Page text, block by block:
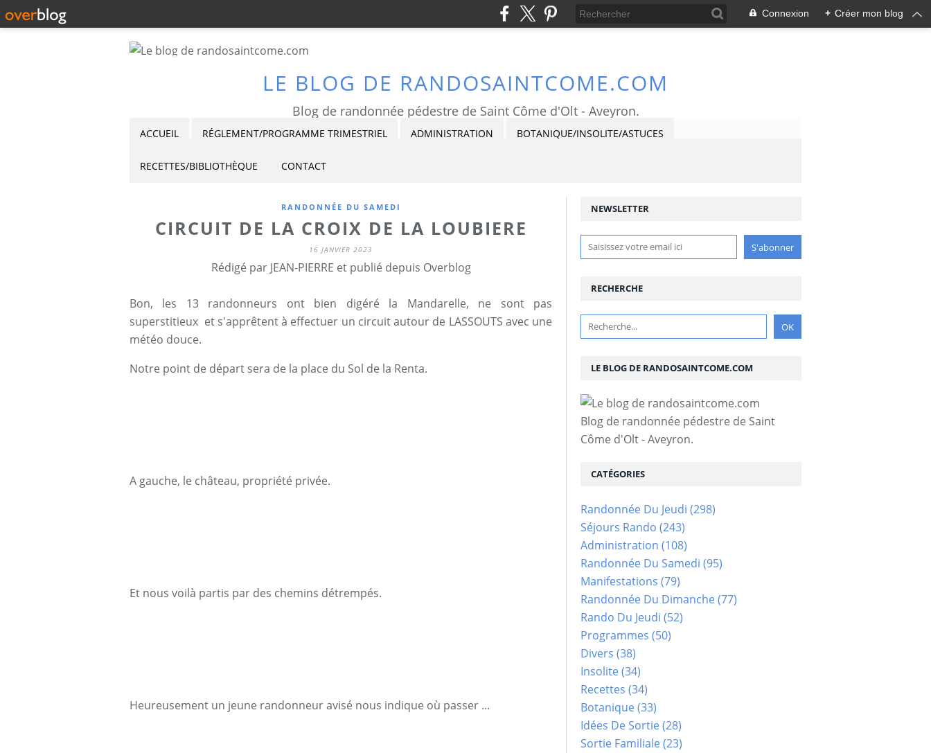
Connexion + Créer mon blog
LE BLOG DE RANDOSAINTCOME.COM
Blog de randonnée pédestre de Saint Côme d'Olt - Aveyron.
ACCUEIL RÉGLEMENT/PROGRAMME TRIMESTRIEL ADMINISTRATION BOTANIQUE/INSOLITE/ASTUCES
RECETTES/BIBLIOTHÈQUE CONTACT
RANDONNÉE DU SAMEDI
CIRCUIT DE LA CROIX DE LA LOUBIERE
16 JANVIER 2023
Rédigé par JEAN-PIERRE et publié depuis Overblog
Bon, les 13 randonneurs ont bien digéré la Mandarelle, ne sont pas
superstitieux et s'apprêtent à effectuer un circuit autour de LASSOUTS avec une
météo douce.
Notre point de départ sera de la place du Sol de la Renta.
A gauche, le château, propriété privée.
Et nous voilà partis par des chemins détrempés.
Heureusement un jeune randonneur avisé nous indique où passer ...
NEWSLETTER
RECHERCHE
LE BLOG DE RANDOSAINTCOME.COM
Blog de randonnée pédestre de Saint
Côme d'Olt - Aveyron.
CATÉGORIES
Randonnée Du Jeudi (298)
Séjours Rando (243)
Administration (108)
Randonnée Du Samedi (95)
Manifestations (79)
Randonnée Du Dimanche(77)
Rando Du Jeudi (52)
Programmes (50)
Divers (38)
Insolite(34)
Recettes (34)
Botanique(33)
Idées De Sortie(28)
Sortie Familiale(23)